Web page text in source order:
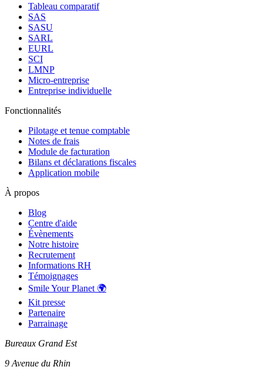
Tableau comparatif
SAS
SASU
SARL
EURL
SCI
LMNP
Micro-entreprise
Entreprise individuelle
Fonctionnalités
Pilotage et tenue comptable
Notes de frais
Module de facturation
Bilans et déclarations fiscales
Application mobile
À propos
Blog
Centre d'aide
Évènements
Notre histoire
Recrutement
Informations RH
Témoignages
Smile Your Planet 🌍
Kit presse
Partenaire
Parrainage
Bureaux Grand Est
9 Avenue du Rhin